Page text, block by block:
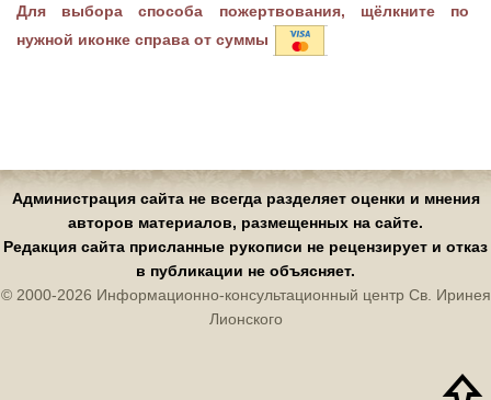
Для выбора способа пожертвования, щёлкните по
нужной иконке справа от суммы
Администрация сайта не всегда разделяет оценки и мнения
авторов материалов, размещенных на сайте.
Редакция сайта присланные рукописи не рецензирует и отказ
в публикации не объясняет.
© 2000-2026 Информационно-консультационный центр Св. Иринея
Лионского